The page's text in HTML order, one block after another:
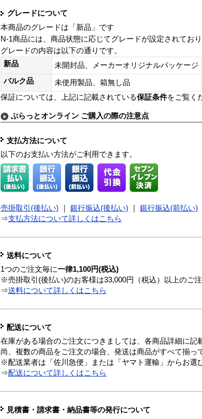
グレードについて
本商品のグレードは「新品」です
N-1商品には、商品状態に応じてグレードが設定されており
グレードの内容は以下の通りです。
新品
未開封品、メーカーオリジナルパッケージ
バルク品
未使用製品、箱無し品
保証については、上記に記載されている保証条件をご覧く
ぷらっとオンライン ご購入の際の注意点
支払方法について
以下のお支払い方法がご利用できます。
売掛取引(後払い) 銀行振込(後払い) 銀行振込(前払い)
⇒支払方法について詳しくはこちら
送料について
1つのご注文毎に一律1,100円(税込)
※売掛取引(後払い)のお客様は33,000円（税込）以上のご注
⇒送料について詳しくはこちら
配送について
在庫がある場合のご注文につきましては、各商品詳細に記
尚、複数の商品をご注文の場合、発送は商品がすべて揃っ
※配送業者は「佐川急便」または「ヤマト運輸」からお選
⇒配送について詳しくはこちら
見積書・請求書・納品書等の発行について